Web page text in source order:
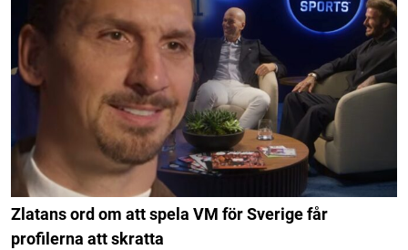
Zlatans ord om att spela VM för Sverige får
profilerna att skratta